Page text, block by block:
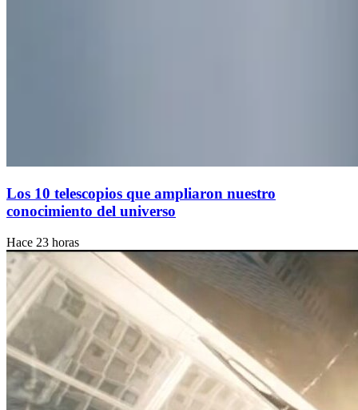
Los 10 telescopios que ampliaron nuestro
conocimiento del universo
Hace 23 horas